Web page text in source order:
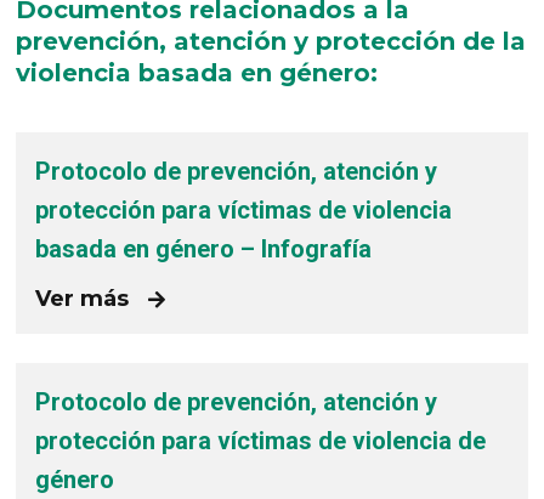
Documentos relacionados a la
prevención, atención y protección de la
violencia basada en género:
Protocolo de prevención, atención y
protección para víctimas de violencia
basada en género – Infografía
Ver más
Protocolo de prevención, atención y
protección para víctimas de violencia de
género